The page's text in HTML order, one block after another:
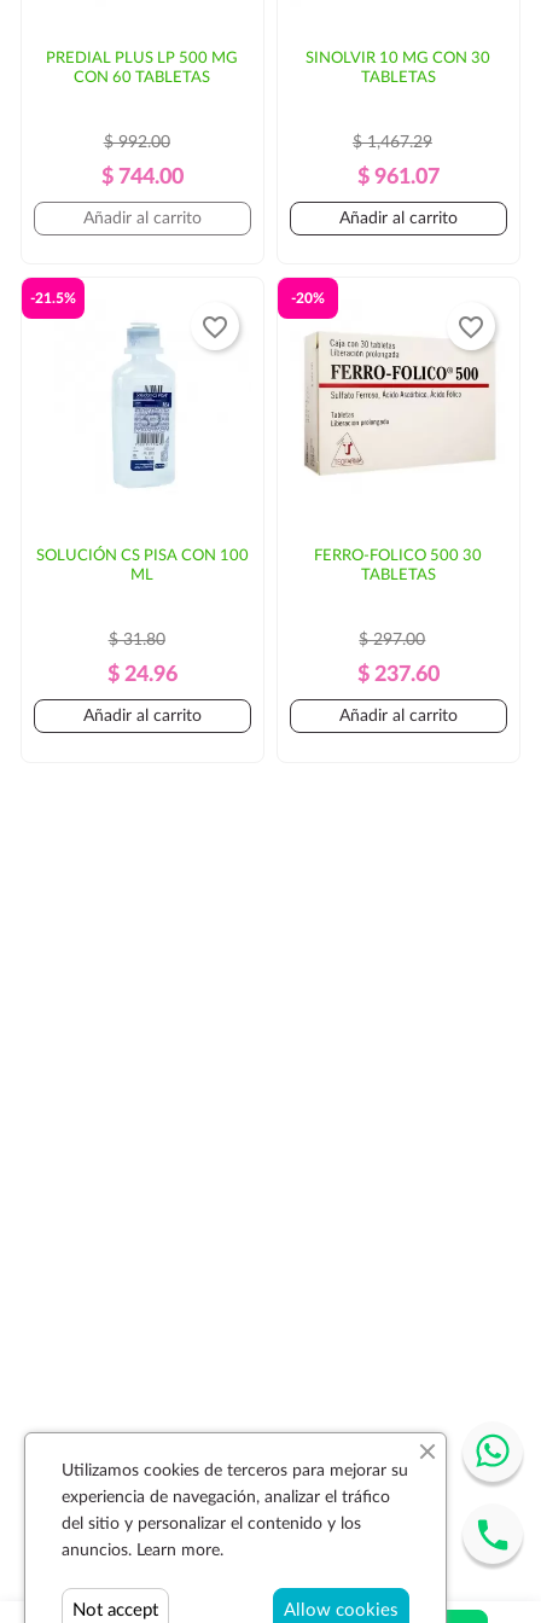
PREDIAL PLUS LP 500 MG
CON 60 TABLETAS
Precio
Regular
$ 992.00
Precio
$ 744.00
Añadir al carrito
SINOLVIR 10 MG CON 30
TABLETAS
Precio
Regular
$ 1,467.29
Precio
$ 961.07
Añadir al carrito
SOLUCIÓN CS PISA CON 100
ML
Precio
Regular
$ 31.80
Precio
$ 24.96
-21.5%
Añadir al carrito
favorite_border
FERRO-FOLICO 500 30
TABLETAS
Precio
Regular
$ 297.00
Precio
$ 237.60
-20%
Añadir al carrito
favorite_border
Utilizamos cookies de terceros para mejorar su
experiencia de navegación, analizar el tráfico
del sitio y personalizar el contenido y los
anuncios. Learn more.
Allow cookies
Not accept